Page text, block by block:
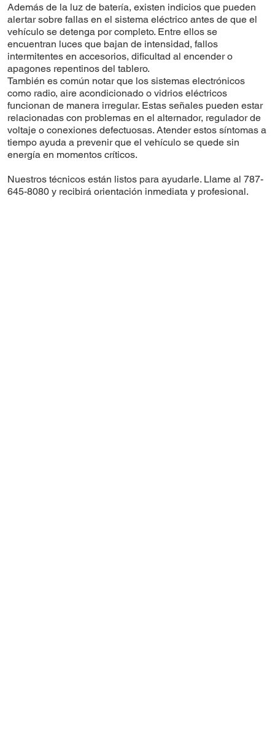
Además de la luz de batería, existen indicios que pueden
alertar sobre fallas en el sistema eléctrico antes de que el
vehículo se detenga por completo. Entre ellos se
encuentran luces que bajan de intensidad, fallos
intermitentes en accesorios, dificultad al encender o
apagones repentinos del tablero.
También es común notar que los sistemas electrónicos
como radio, aire acondicionado o vidrios eléctricos
funcionan de manera irregular. Estas señales pueden estar
relacionadas con problemas en el alternador, regulador de
voltaje o conexiones defectuosas. Atender estos síntomas a
tiempo ayuda a prevenir que el vehículo se quede sin
energía en momentos críticos.
Nuestros técnicos están listos para ayudarle. Llame al 787-
645-8080 y recibirá orientación inmediata y profesional.